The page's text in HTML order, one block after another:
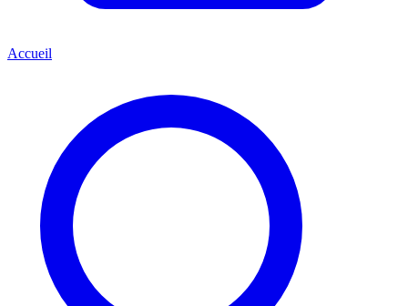
Accueil